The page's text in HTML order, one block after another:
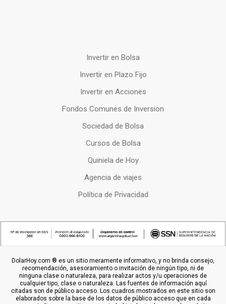
Invertir en Bolsa
Invertir en Plazo Fijo
Invertir en Acciones
Fondos Comunes de Inversion
Sociedad de Bolsa
Cursos de Bolsa
Quiniela de Hoy
Agencia de viajes
Política de Privacidad
DolarHoy.com ® es un sitio meramente informativo, y no brinda consejo,
recomendación, asesoramiento o invitación de ningún tipo, ni de
ninguna clase o naturaleza, para realizar actos y/u operaciones de
cualquier tipo, clase o naturaleza. Las fuentes de información aquí
citadas son de público acceso. Los cuadros mostrados en este sitio son
elaborados sobre la base de los datos de público acceso que en cada